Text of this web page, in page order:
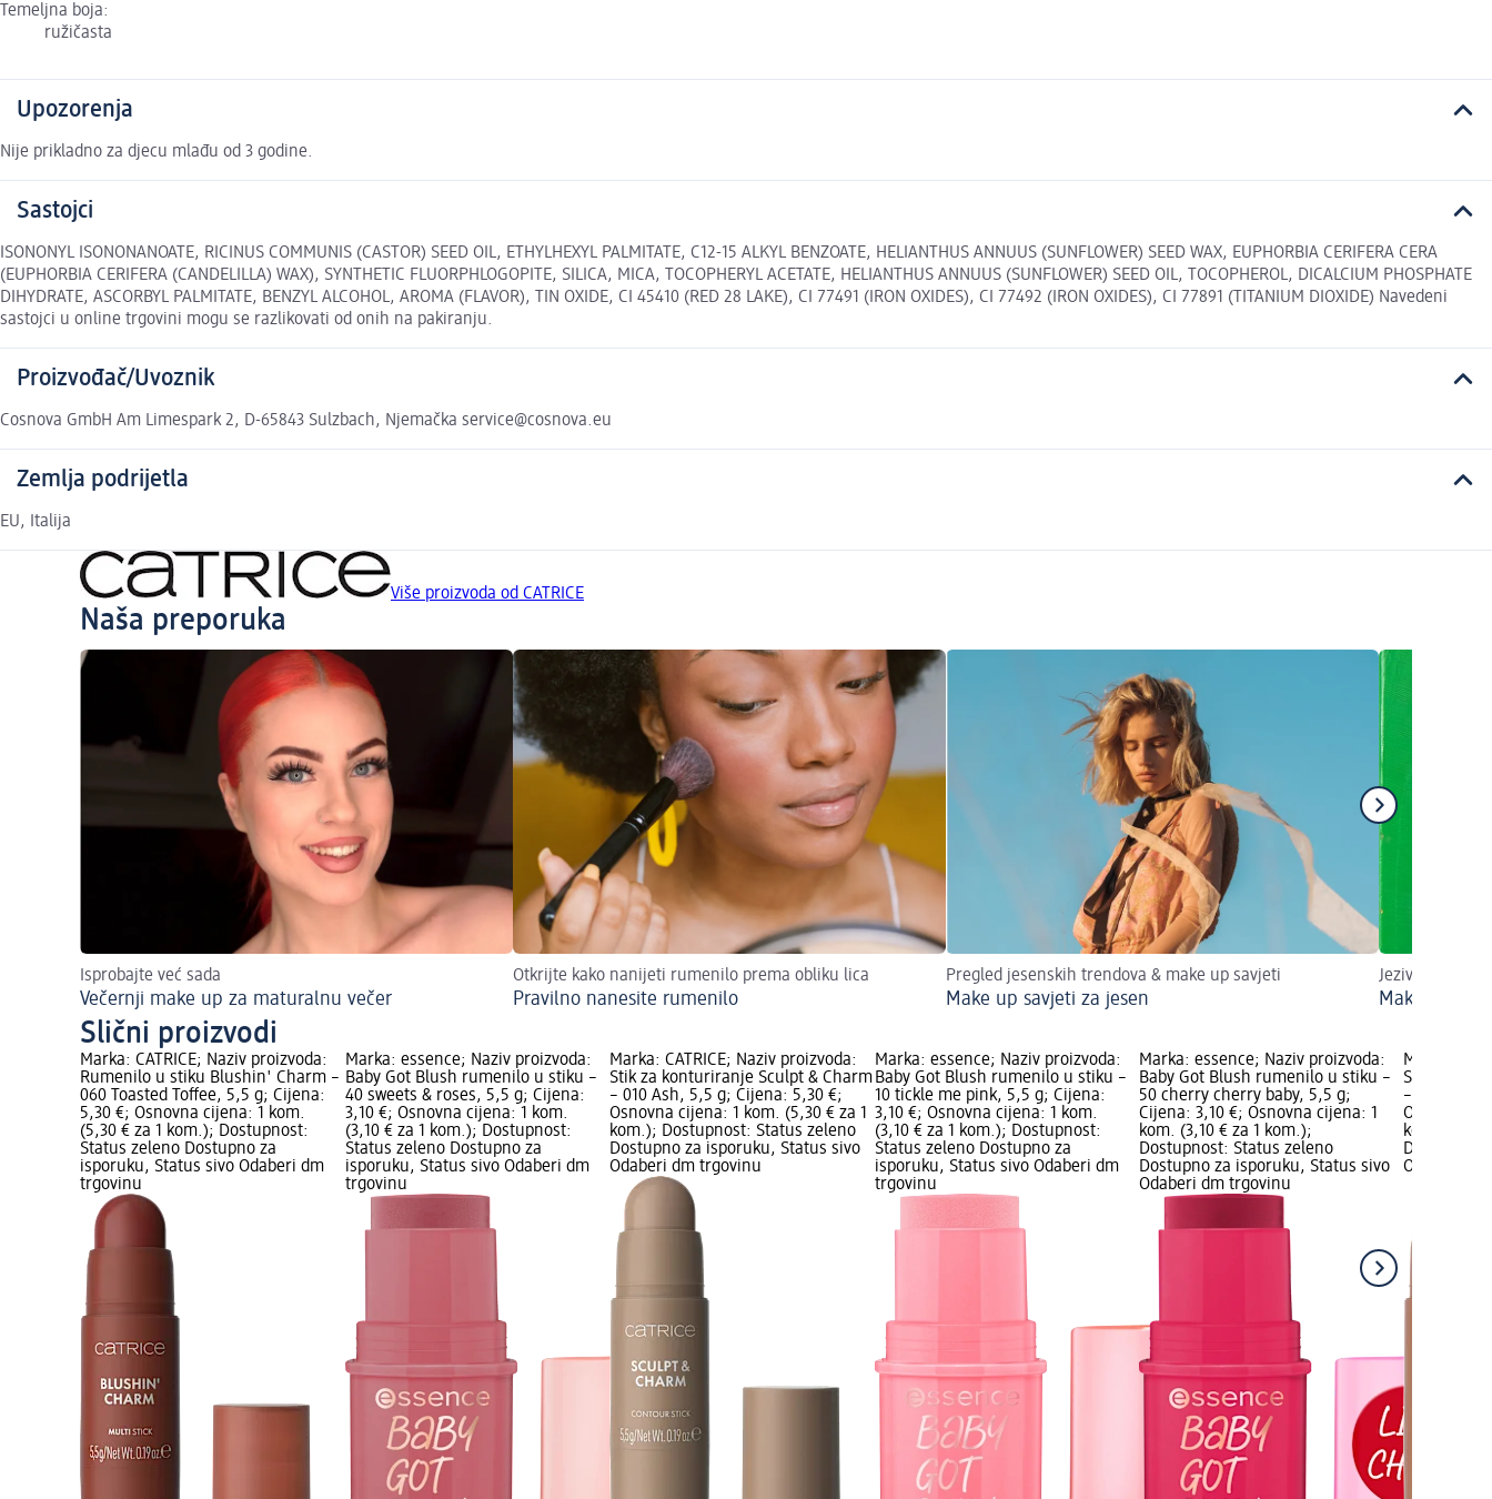
Temeljna boja:
ružičasta
Upozorenja
Nije prikladno za djecu mlađu od 3 godine.
Sastojci
ISONONYL ISONONANOATE, RICINUS COMMUNIS (CASTOR) SEED OIL, ETHYLHEXYL PALMITATE, C12-15 ALKYL BENZOATE, HELIANTHUS ANNUUS (SUNFLOWER) SEED WAX, EUPHORBIA CERIFERA CERA
(EUPHORBIA CERIFERA (CANDELILLA) WAX), SYNTHETIC FLUORPHLOGOPITE, SILICA, MICA, TOCOPHERYL ACETATE, HELIANTHUS ANNUUS (SUNFLOWER) SEED OIL, TOCOPHEROL, DICALCIUM PHOSPHATE
DIHYDRATE, ASCORBYL PALMITATE, BENZYL ALCOHOL, AROMA (FLAVOR), TIN OXIDE, CI 45410 (RED 28 LAKE), CI 77491 (IRON OXIDES), CI 77492 (IRON OXIDES), CI 77891 (TITANIUM DIOXIDE) Navedeni
sastojci u online trgovini mogu se razlikovati od onih na pakiranju.
Proizvođač/Uvoznik
Cosnova GmbH Am Limespark 2, D-65843 Sulzbach, Njemačka service@cosnova.eu
Zemlja podrijetla
EU, Italija
Više proizvoda od CATRICE
Naša preporuka
Isprobajte već sada
Večernji make up za maturalnu večer
Otkrijte kako nanijeti rumenilo prema obliku lica
Pravilno nanesite rumenilo
Pregled jesenskih trendova & make up savjeti
Make up savjeti za jesen
Jeziva zabava
Make up
Slični proizvodi
Marka: CATRICE; Naziv proizvoda:
Rumenilo u stiku Blushin' Charm –
060 Toasted Toffee, 5,5 g; Cijena:
5,30 €; Osnovna cijena: 1 kom.
(5,30 € za 1 kom.); Dostupnost:
Status zeleno Dostupno za
isporuku, Status sivo Odaberi dm
trgovinu
Marka: essence; Naziv proizvoda:
Baby Got Blush rumenilo u stiku –
40 sweets & roses, 5,5 g; Cijena:
3,10 €; Osnovna cijena: 1 kom.
(3,10 € za 1 kom.); Dostupnost:
Status zeleno Dostupno za
isporuku, Status sivo Odaberi dm
trgovinu
Marka: CATRICE; Naziv proizvoda:
Stik za konturiranje Sculpt & Charm
– 010 Ash, 5,5 g; Cijena: 5,30 €;
Osnovna cijena: 1 kom. (5,30 € za 1
kom.); Dostupnost: Status zeleno
Dostupno za isporuku, Status sivo
Odaberi dm trgovinu
Marka: essence; Naziv proizvoda:
Baby Got Blush rumenilo u stiku –
10 tickle me pink, 5,5 g; Cijena:
3,10 €; Osnovna cijena: 1 kom.
(3,10 € za 1 kom.); Dostupnost:
Status zeleno Dostupno za
isporuku, Status sivo Odaberi dm
trgovinu
Marka: essence; Naziv proizvoda:
Baby Got Blush rumenilo u stiku –
50 cherry cherry baby, 5,5 g;
Cijena: 3,10 €; Osnovna cijena: 1
kom. (3,10 € za 1 kom.);
Dostupnost: Status zeleno
Dostupno za isporuku, Status sivo
Odaberi dm trgovinu
Marka:
Stik za
– 020
Osnovna
kom.);
Dostupno
Odaberi